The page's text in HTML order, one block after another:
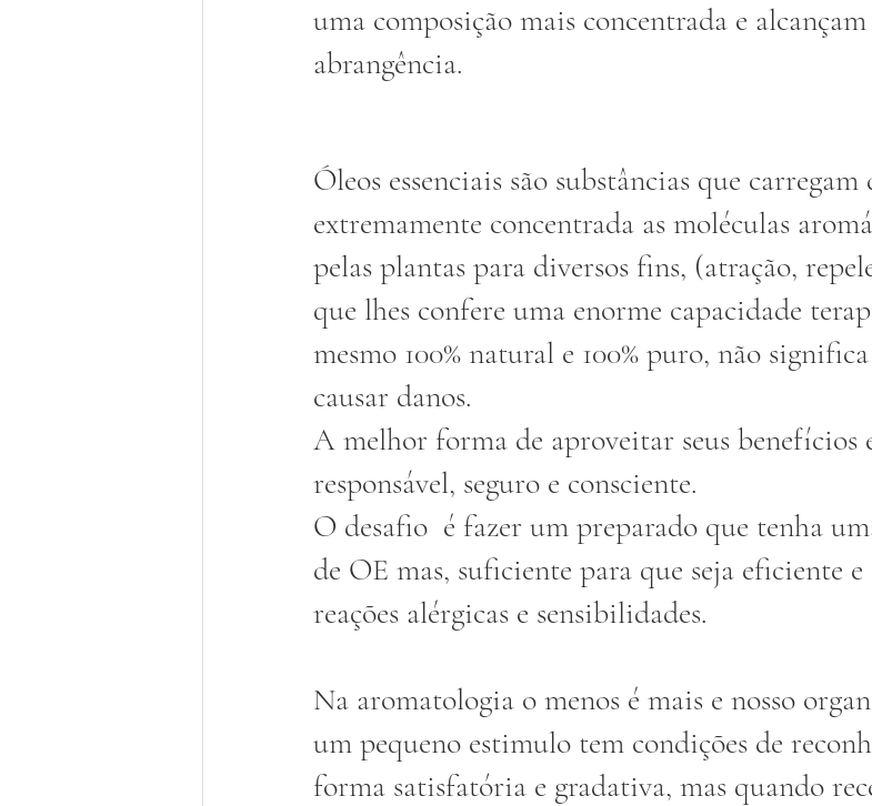
uma composição mais concentrada e
abrangência.
Óleos essenciais são substâncias que
extremamente concentrada as moléculas
pelas plantas para diversos fins, (atração,
que lhes confere uma enorme capacidade
mesmo 100% natural e 100% puro, não
causar danos.
A melhor forma de aproveitar seus benefícios
responsável, seguro e consciente.
O desafio  é fazer um preparado que tenha
de OE mas, suficiente para que seja eficiente e
reações alérgicas e sensibilidades.
Na aromatologia o menos é mais e nosso
um pequeno estimulo tem condições de
forma satisfatória e gradativa, mas quando